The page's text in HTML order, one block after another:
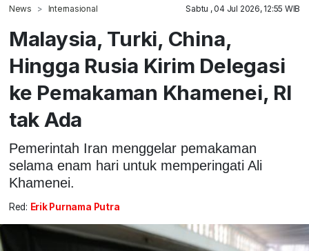
News Internasional Sabtu , 04 Jul 2026, 12:55 WIB
Malaysia, Turki, China,
Hingga Rusia Kirim Delegasi
ke Pemakaman Khamenei, RI
tak Ada
Pemerintah Iran menggelar pemakaman
selama enam hari untuk memperingati Ali
Khamenei.
Red: Erik Purnama Putra